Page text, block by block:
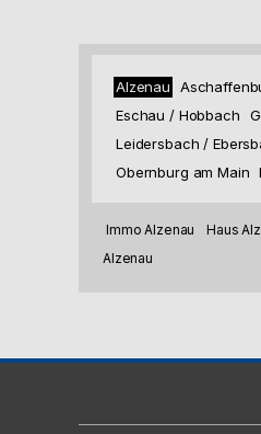
Alzenau
Eschau / Hobbach
Leidersbach /
Obernburg am Main
Immo Alzenau Haus
Alzenau